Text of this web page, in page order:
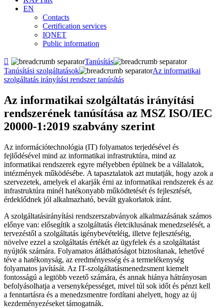
EN
Contacts
Certification services
IQNET
Public information

Tanúsítás
Tanúsítási szolgáltatások
Az informatikai
szolgáltatás irányítási rendszer tanúsítás
Az informatikai szolgáltatás irányítási
rendszerének tanúsítása az MSZ ISO/IEC
20000-1:2019 szabvány szerint
Az információtechnológia (IT) folyamatos terjedésével és
fejlődésével mind az informatikai infrastruktúra, mind az
informatikai rendszerek egyre mélyebben épülnek be a vállalatok,
intézmények működésébe. A tapasztalatok azt mutatják, hogy azok a
szervezetek, amelyek el akarják érni az informatikai rendszerek és az
infrastruktúra minél hatékonyabb működtetését és fejlesztését,
érdeklődnek jól alkalmazható, bevált gyakorlatok iránt.
A szolgáltatásirányítási rendszerszabványok alkalmazásának számos
előnye van: elősegítik a szolgáltatás életciklusának menedzselését, a
tervezéstől a szolgáltatás igénybevételéig, illetve fejlesztéséig,
növelve ezzel a szolgáltatás értékét az ügyfelek és a szolgáltatást
nyújtók számára. Folyamatos átláthatóságot biztosítanak, lehetővé
téve a hatékonyság, az eredményesség és a termelékenység
folyamatos javítását. Az IT-szolgáltatásmenedzsment kiemelt
fontosságú a legtöbb vezető számára, és annak hiánya hátrányosan
befolyásolhatja a versenyképességet, mivel túl sok időt és pénzt kell
a fenntartásra és a menedzsmentre fordítani ahelyett, hogy az új
kezdeményezéseket támogatnák.